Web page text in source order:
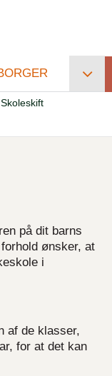
Skoleskift
på dit barns
ønsker, at
i
af de klasser,
for at det kan